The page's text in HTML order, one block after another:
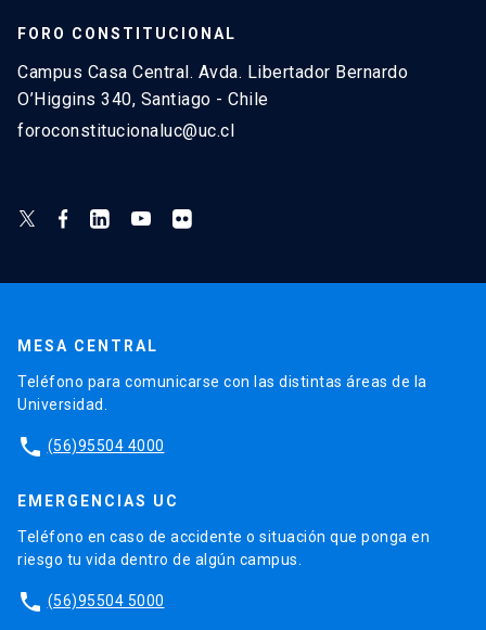
FORO CONSTITUCIONAL
Campus Casa Central. Avda. Libertador Bernardo
O’Higgins 340, Santiago - Chile
foroconstitucionaluc@uc.cl
MESA CENTRAL
Teléfono para comunicarse con las distintas áreas de la
Universidad.
phone (56)95504 4000
EMERGENCIAS UC
Teléfono en caso de accidente o situación que ponga en
riesgo tu vida dentro de algún campus.
phone (56)95504 5000